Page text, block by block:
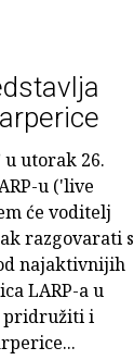
u utorak 26.
u ('live
će voditelj
razgovarati s
najaktivnijih
LARP-a u
pridružiti i